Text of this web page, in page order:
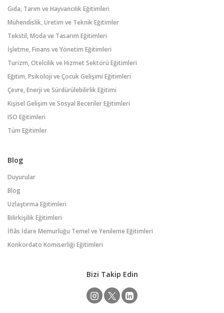
Gıda, Tarım ve Hayvancılık Eğitimleri
Mühendislik, Üretim ve Teknik Eğitimler
Tekstil, Moda ve Tasarım Eğitimleri
İşletme, Finans ve Yönetim Eğitimleri
Turizm, Otelcilik ve Hizmet Sektörü Eğitimleri
Eğitim, Psikoloji ve Çocuk Gelişimi Eğitimleri
Çevre, Enerji ve Sürdürülebilirlik Eğitimi
Kişisel Gelişim ve Sosyal Beceriler Eğitimleri
ISO Eğitimleri
Tüm Eğitimler
Blog
Duyurular
Blog
Uzlaştırma Eğitimleri
Bilirkişilik Eğitimleri
İflâs İdare Memurluğu Temel ve Yenileme Eğitimleri
Konkordato Komiserliği Eğitimleri
Bizi Takip Edin